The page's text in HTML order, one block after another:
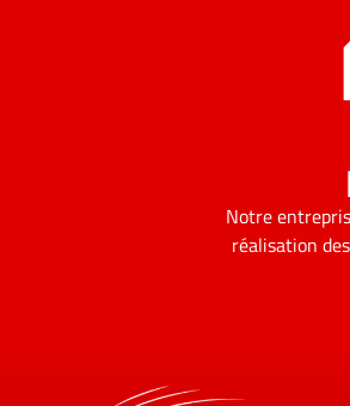
Notre
réalisation